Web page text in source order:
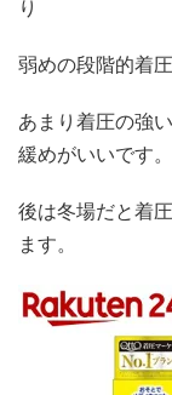
り
弱めの段階的着
あまり着圧の強
緩めがいいです。
後は冬場だと着
ます。